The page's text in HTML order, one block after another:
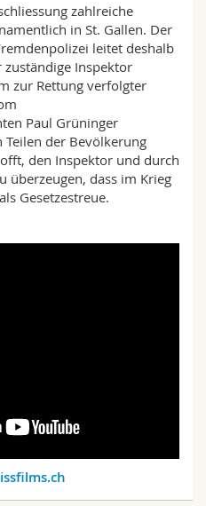
zahlreiche
in St. Gallen. Der
leitet deshalb
Inspektor
zur Rettung verfolgter
Paul Grüninger
der Bevölkerung
den Inspektor und durch
überzeugen, dass im Krieg
Gesetzestreue.